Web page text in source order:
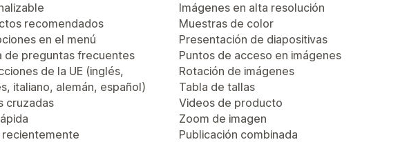
recomendados
en el menú
de preguntas frecuentes
de la UE (inglés,
italiano, alemán, español)
cruzadas
recientemente
Imágenes en alta resolución
Muestras de color
Presentación de diapositivas
Puntos de acceso en imágenes
Rotación de imágenes
Tabla de tallas
Videos de producto
Zoom de imagen
Publicación combinada